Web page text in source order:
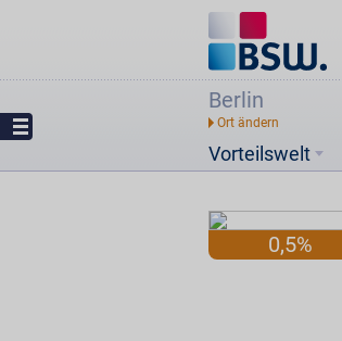
Berlin
Vorteilswelt
0,5%